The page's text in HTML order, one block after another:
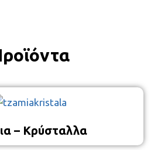
– Κρύσταλλα